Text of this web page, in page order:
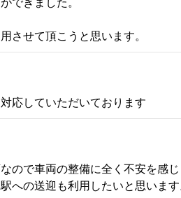
できました。
させて頂こうと思います。
応していただいております
ので車両の整備に全く不安を感じ
への送迎も利用したいと思います